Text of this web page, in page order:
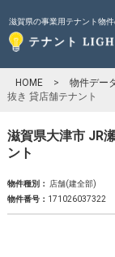
滋賀県の事業用テナント物
HOME > 物件デー
抜き 貸店舗テナント
滋賀県大津市 JR
ント
物件種別： 店舗(建全部)
物件番号： 171026037322